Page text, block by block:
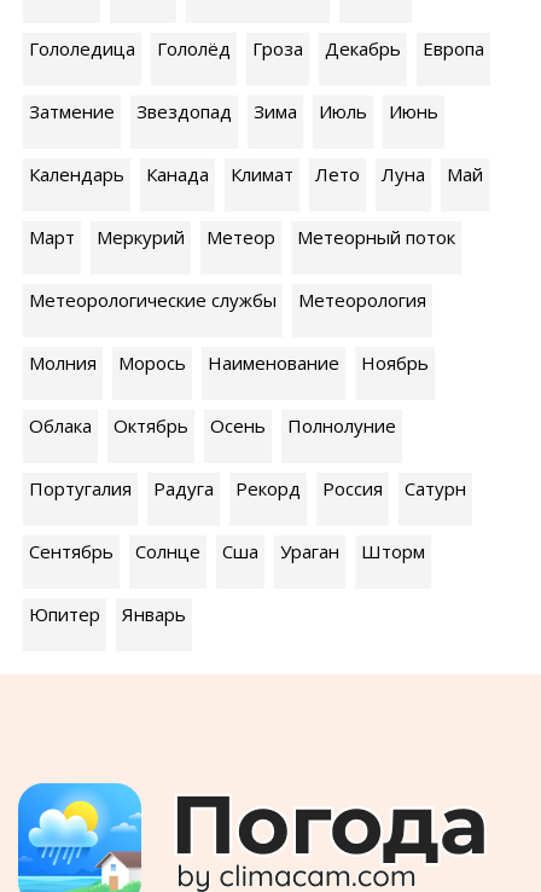
Гололедица Гололёд Гроза Декабрь Европа
Затмение Звездопад Зима Июль Июнь
Календарь Канада Климат Лето Луна Май
Март Меркурий Метеор Метеорный поток
Метеорологические службы Метеорология
Молния Морось Наименование Ноябрь
Облака Октябрь Осень Полнолуние
Португалия Радуга Рекорд Россия Сатурн
Сентябрь Солнце Сша Ураган Шторм
Юпитер Январь